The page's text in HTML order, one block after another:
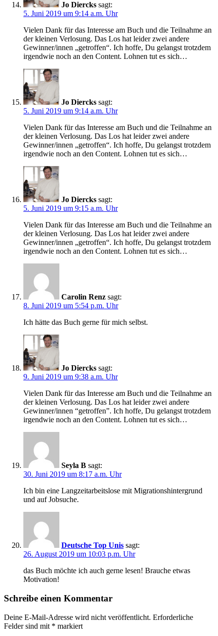
Jo Diercks sagt:
5. Juni 2019 um 9:14 a.m. Uhr
Vielen Dank für das Interesse am Buch und die Teilnahme an
der kleinen Verlosung. Das Los hat leider zwei andere
Gewinner/innen „getroffen“. Ich hoffe, Du gelangst trotzdem
irgendwie noch an den Content. Lohnen tut es sich…
Jo Diercks sagt:
5. Juni 2019 um 9:14 a.m. Uhr
Vielen Dank für das Interesse am Buch und die Teilnahme an
der kleinen Verlosung. Das Los hat leider zwei andere
Gewinner/innen „getroffen“. Ich hoffe, Du gelangst trotzdem
irgendwie noch an den Content. Lohnen tut es sich…
Jo Diercks sagt:
5. Juni 2019 um 9:15 a.m. Uhr
Vielen Dank für das Interesse am Buch und die Teilnahme an
der kleinen Verlosung. Das Los hat leider zwei andere
Gewinner/innen „getroffen“. Ich hoffe, Du gelangst trotzdem
irgendwie noch an den Content. Lohnen tut es sich…
Carolin Renz sagt:
8. Juni 2019 um 5:54 p.m. Uhr
Ich hätte das Buch gerne für mich selbst.
Jo Diercks sagt:
9. Juni 2019 um 9:38 a.m. Uhr
Vielen Dank für das Interesse am Buch und die Teilnahme an
der kleinen Verlosung. Das Los hat leider zwei andere
Gewinner/innen “getroffen”. Ich hoffe, Du gelangst trotzdem
irgendwie noch an den Content. Lohnen tut es sich…
Seyla B sagt:
30. Juni 2019 um 8:17 a.m. Uhr
Ich bin eine Langzeitarbeitslose mit Migrationshintergrund
und auf Jobsuche.
Deutsche Top Unis sagt:
26. August 2019 um 10:03 p.m. Uhr
das Buch möchte ich auch gerne lesen! Brauche etwas
Motivation!
Schreibe einen Kommentar
Deine E-Mail-Adresse wird nicht veröffentlicht. Erforderliche
Felder sind mit * markiert